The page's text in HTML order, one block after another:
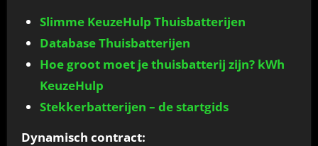
Slimme KeuzeHulp Thuisbatterijen
Database Thuisbatterijen
Hoe groot moet je thuisbatterij zijn? kWh
KeuzeHulp
Stekkerbatterijen – de startgids
Dynamisch contract: